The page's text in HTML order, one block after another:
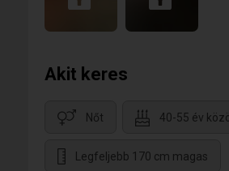
Akit keres
Nőt 40-55 év
Legfeljebb 170 cm magas